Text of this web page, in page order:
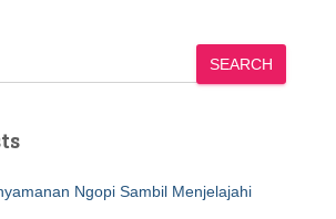
SEARCH
Ngopi Sambil Menjelajahi